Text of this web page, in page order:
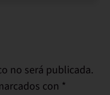
no será publicada.
con *